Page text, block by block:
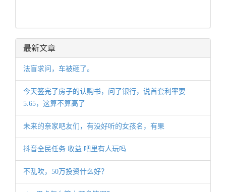
最新文章
法盲求问，车被砸了。
今天签完了房子的认购书，问了银行，说首套利率要
5.65，这算不算高了
未来的亲家吧友们，有没好听的女孩名，有果
抖音全民任务 收益 吧里有人玩吗
不乱吹，50万投资什么好？